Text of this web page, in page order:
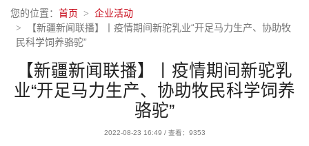
您的位置： 首页
企业活动
【新疆新闻联播】丨疫情期间新驼乳业“开足马力生产、协助牧
民科学饲养骆驼”
【新疆新闻联播】丨疫情期间新驼乳
业“开足马力生产、协助牧民科学饲养
骆驼”
2022-08-23 16:49 / 查看：9353